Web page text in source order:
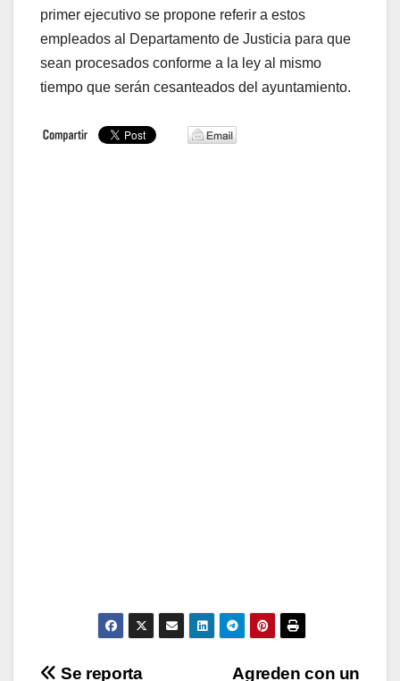
primer ejecutivo se propone referir a estos
empleados al Departamento de Justicia para que
sean procesados conforme a la ley al mismo
tiempo que serán cesanteados del ayuntamiento.
Agreden con un
Se reporta